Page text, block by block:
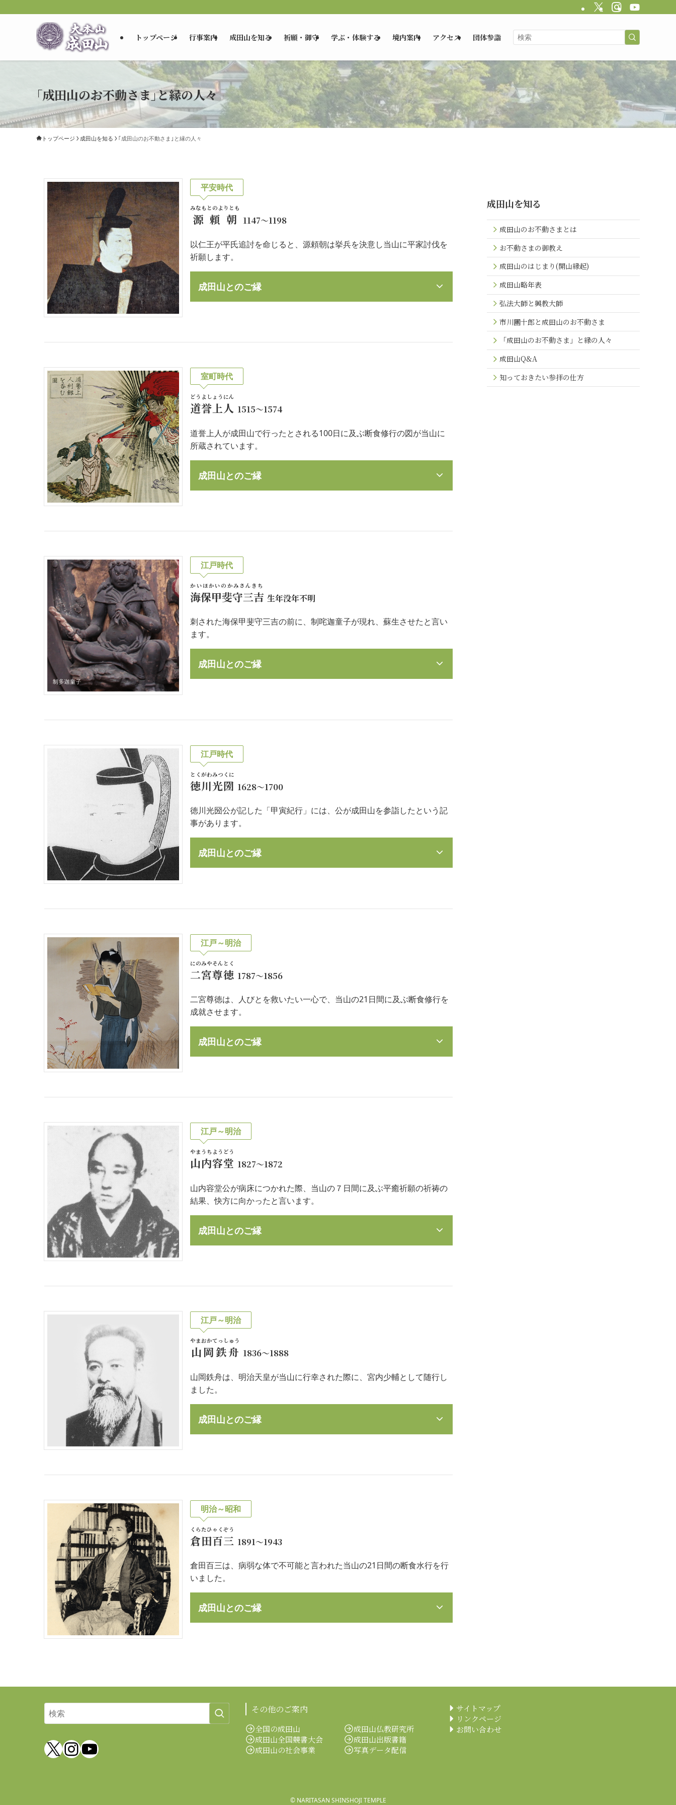
トップページ 行事案内 成田山を知る 祈願・御守 学ぶ・体験する 境内案内 アクセス 団体参詣
｢成田山のお不動さま｣と縁の人々
トップページ 成田山を知る ｢成田山のお不動さま｣と縁の人々
平安時代
源頼朝
みなもとのよりとも
1147～1198
以仁王が平氏追討を命じると、源頼朝は挙兵を決意し当山に平家討伐を
祈願します。
成田山とのご縁
室町時代
道誉上人
どうよしょうにん
1515～1574
道誉上人が成田山で行ったとされる100日に及ぶ断食修行の図が当山に
所蔵されています。
成田山とのご縁
江戸時代
海保甲斐守三吉
かいほかいのかみさんきち
生年没年不明
刺された海保甲斐守三吉の前に、制咤迦童子が現れ、蘇生させたと言い
ます。
成田山とのご縁
江戸時代
徳川光圀
とくがわみつくに
1628～1700
徳川光圀公が記した「甲寅紀行」には、公が成田山を参詣したという記
事があります。
成田山とのご縁
江戸～明治
二宮尊徳
にのみやそんとく
1787～1856
二宮尊徳は、人びとを救いたい一心で、当山の21日間に及ぶ断食修行を
成就させます。
成田山とのご縁
江戸～明治
山内容堂
やまうちようどう
1827～1872
山内容堂公が病床につかれた際、当山の７日間に及ぶ平癒祈願の祈祷の
結果、快方に向かったと言います。
成田山とのご縁
江戸～明治
山岡鉄舟
やまおかてっしゅう
1836～1888
山岡鉄舟は、明治天皇が当山に行幸された際に、宮内少輔として随行し
ました。
成田山とのご縁
明治～昭和
倉田百三
くらたひゃくぞう
1891～1943
倉田百三は、病弱な体で不可能と言われた当山の21日間の断食水行を行
いました。
成田山とのご縁
成田山を知る
成田山のお不動さまとは
お不動さまの御教え
成田山のはじまり(開山縁起)
成田山略年表
弘法大師と興教大師
市川團十郎と成田山のお不動さま
「成田山のお不動さま」と縁の人々
成田山Q&A
知っておきたい参拝の仕方
X Instagram
YouTube
その他のご案内
全国の成田山
成田山全国競書大会
成田山の社会事業
成田山仏教研究所
成田山出版書籍
写真データ配信
サイトマップ
リンクページ
お問い合わせ
©NARITASAN SHINSHOJI TEMPLE